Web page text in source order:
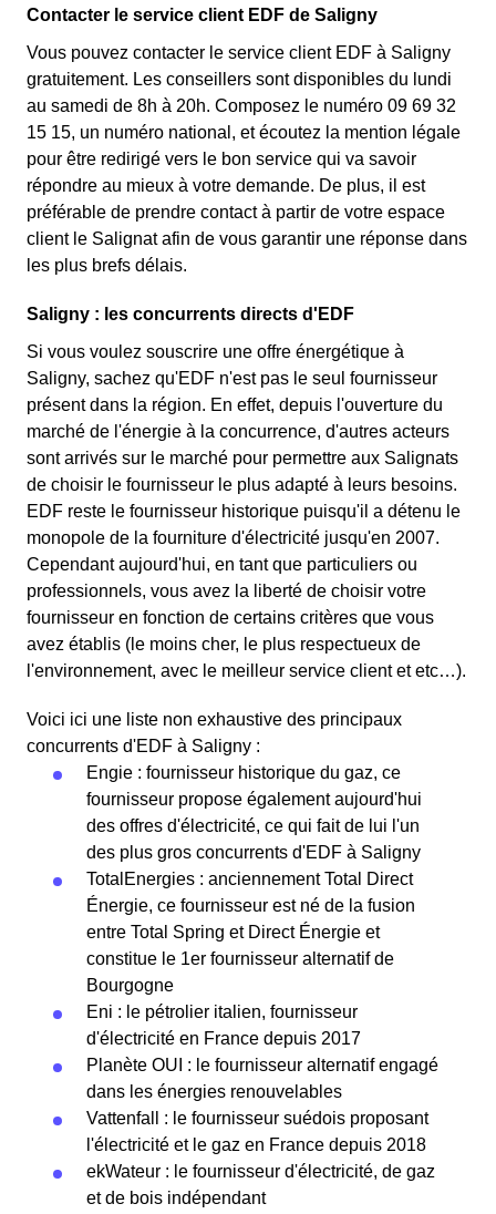
Contacter le service client EDF de Saligny
Vous pouvez contacter le service client EDF à Saligny
gratuitement. Les conseillers sont disponibles du lundi
au samedi de 8h à 20h. Composez le numéro 09 69 32
15 15, un numéro national, et écoutez la mention légale
pour être redirigé vers le bon service qui va savoir
répondre au mieux à votre demande. De plus, il est
préférable de prendre contact à partir de votre espace
client le Salignat afin de vous garantir une réponse dans
les plus brefs délais.
Saligny : les concurrents directs d'EDF
Si vous voulez souscrire une offre énergétique à
Saligny, sachez qu'EDF n'est pas le seul fournisseur
présent dans la région. En effet, depuis l'ouverture du
marché de l'énergie à la concurrence, d'autres acteurs
sont arrivés sur le marché pour permettre aux Salignats
de choisir le fournisseur le plus adapté à leurs besoins.
EDF reste le fournisseur historique puisqu'il a détenu le
monopole de la fourniture d'électricité jusqu'en 2007.
Cependant aujourd'hui, en tant que particuliers ou
professionnels, vous avez la liberté de choisir votre
fournisseur en fonction de certains critères que vous
avez établis (le moins cher, le plus respectueux de
l'environnement, avec le meilleur service client et etc…).
Voici ici une liste non exhaustive des principaux
concurrents d'EDF à Saligny :
Engie : fournisseur historique du gaz, ce
fournisseur propose également aujourd'hui
des offres d'électricité, ce qui fait de lui l'un
des plus gros concurrents d'EDF à Saligny
TotalEnergies : anciennement Total Direct
Énergie, ce fournisseur est né de la fusion
entre Total Spring et Direct Énergie et
constitue le 1er fournisseur alternatif de
Bourgogne
Eni : le pétrolier italien, fournisseur
d'électricité en France depuis 2017
Planète OUI : le fournisseur alternatif engagé
dans les énergies renouvelables
Vattenfall : le fournisseur suédois proposant
l'électricité et le gaz en France depuis 2018
ekWateur : le fournisseur d'électricité, de gaz
et de bois indépendant